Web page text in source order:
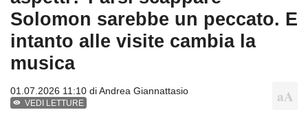
Solomon sarebbe un peccato. E
intanto alle visite cambia la
musica
01.07.2026 11:10 diAndrea Giannattasio
VEDI LETTURE